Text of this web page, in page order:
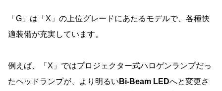
「G」は「X」の上位グレードにあたるモデルで、各種快
適装備が充実しています。
例えば、「X」ではプロジェクター式ハロゲンランプだっ
たヘッドランプが、より明るい Bi-Beam LEDへと変更さ